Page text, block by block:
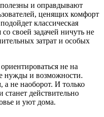
и оправдывают
ценящих комфорт
классическая
со своей задачей ничуть не
затрат и особых
не на
нужды и возможности.
не наоборот. И только
станет действительно
и уют дома.